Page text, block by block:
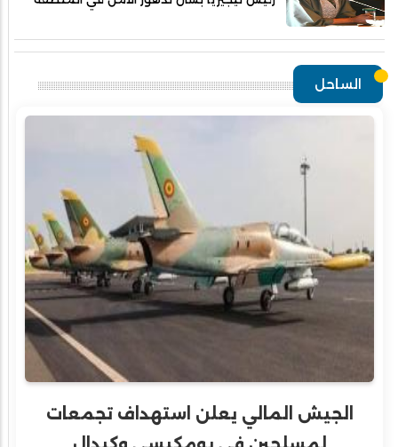
الساحل
الجيش المالي يعلن استهداف تجمعات